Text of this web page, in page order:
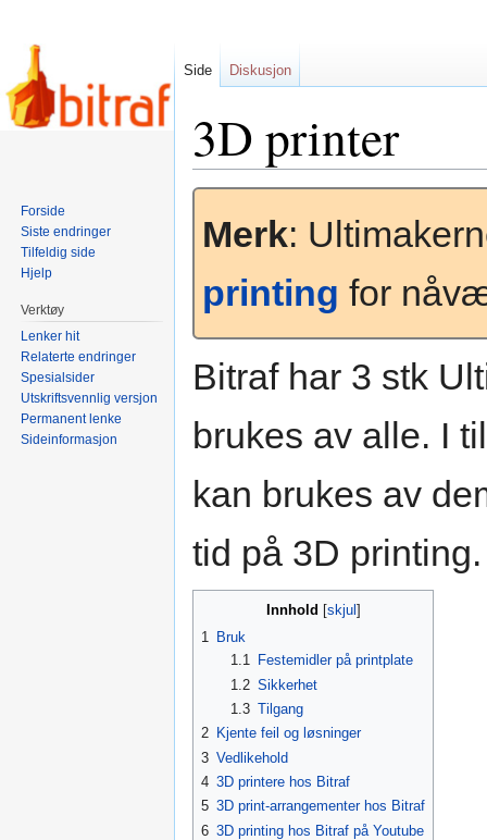
3D printer
Hopp
navigering
Hopp
søk
Merk:
printing for
Bitraf har 3 stk
brukes av alle. I
kan brukes av
tid på 3D printing.
Innhold
1 Bruk
1.1
Festemidler på printplate
1.2 Sikkerhet
1.3 Tilgang
2 Kjente feil og løsninger
3 Vedlikehold
4 3D printere hos Bitraf
5 3D print-arrangementer hos Bitraf
6 3D printing hos Bitraf på Youtube
Side Diskusjon
Forside
Siste endringer
Tilfeldig side
Hjelp
Verktøy
Lenker hit
Relaterte endringer
Spesialsider
Utskriftsvennlig versjon
Permanent lenke
Sideinformasjon